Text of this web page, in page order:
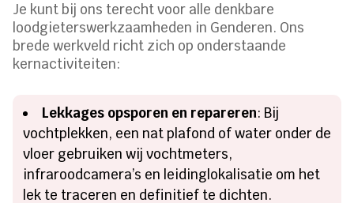
Je kunt bij ons terecht voor alle denkbare
loodgieterswerkzaamheden in Genderen. Ons
brede werkveld richt zich op onderstaande
kernactiviteiten:
Lekkages opsporen en repareren: Bij
vochtplekken, een nat plafond of water onder de
vloer gebruiken wij vochtmeters,
infraroodcamera’s en leidinglokalisatie om het
lek te traceren en definitief te dichten.